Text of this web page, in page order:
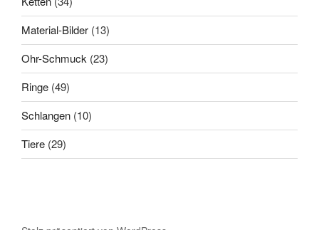
Produkte
Material-Bilder 1313
Produkte
Ohr-Schmuck 2323
Produkte
Ringe 4949
Produkte
Schlangen 1010
Produkte
Tiere 2929
Produkte